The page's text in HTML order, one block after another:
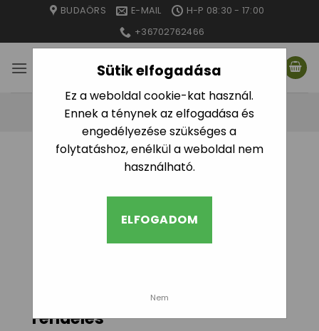
Sütik elfogadása
Ez a weboldal cookie-kat használ.
Ennek a ténynek az elfogadása és
engedélyezése szükséges a
folytatáshoz, enélkül a weboldal nem
használható.
ELFOGADOM
Nem
content
BUDAÖRS E-MAIL
H-P 08:30 - 17:00
+36702762466
KEZDŐLAP / GEOTEXTIL, ÁGYÁSSZEGÉLY
GEOTEXTILEK
SZŰRÉS
Geotextil termékek, árak,
rendelés